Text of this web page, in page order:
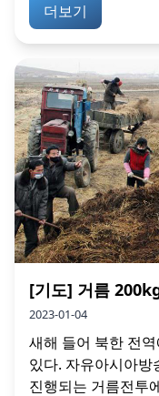
더보기
[기도] 거름
2023-01-04
새해 들어 북한 전
있다. 자유아시아
진행되는 거름전투